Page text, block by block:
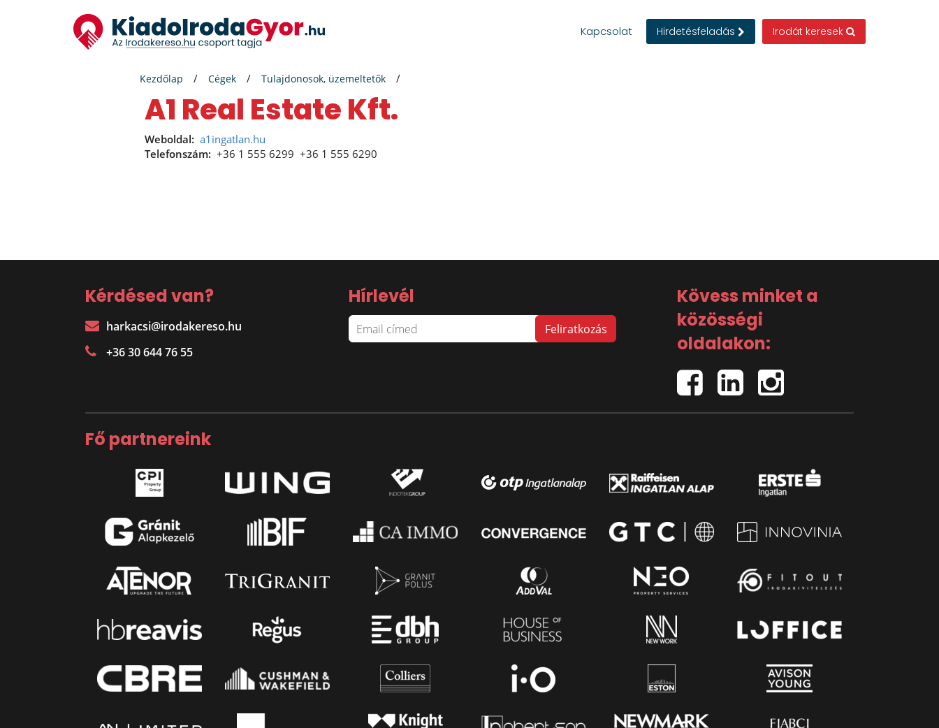
Kapcsolat Hirdetésfeladás Irodát keresek
Kezdőlap Cégek Tulajdonosok, üzemeltetők
A1 Real Estate Kft.
Weboldal: a1ingatlan.hu
Telefonszám: +36 1 555 6299 +36 1 555 6290
Kérdésed van?
harkacsi@irodakereso.hu
+36 30 644 76 55
Hírlevél
Kövess minket a
közösségi
oldalakon:
Fő partnereink